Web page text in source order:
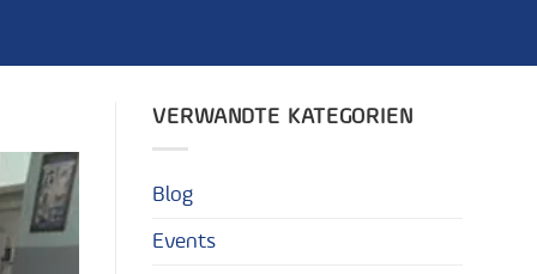
VERWANDTE KATEGORIEN
Blog
Events